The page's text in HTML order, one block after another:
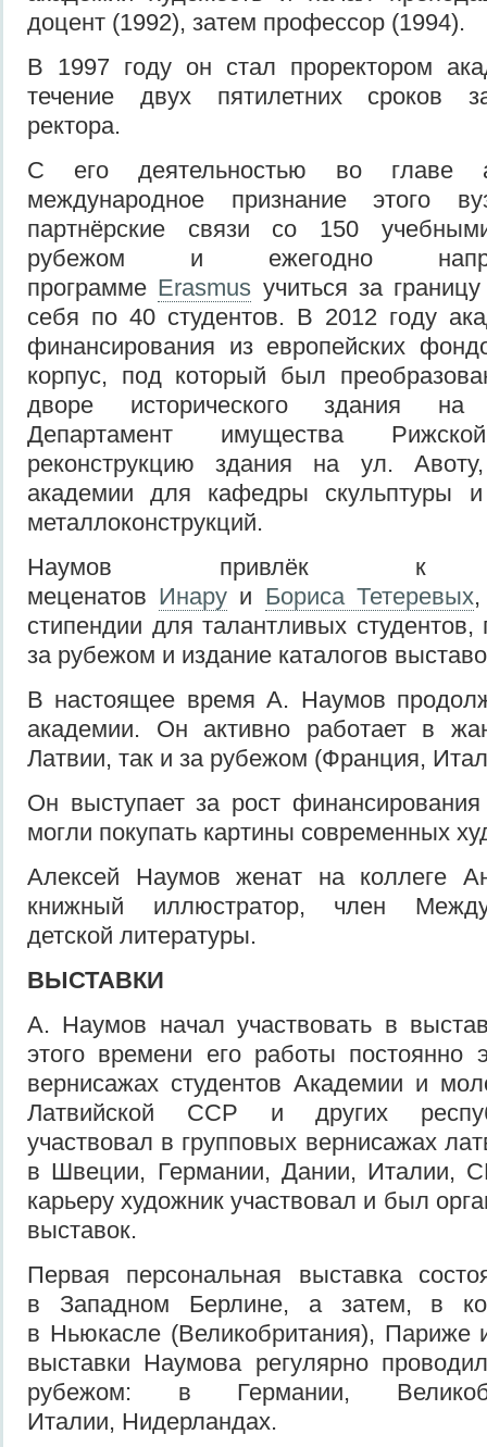
доцент (1992), затем профессор (1994).
В 1997 году он стал проректором
течение двух пятилетних сроков
ректора.
С его деятельностью во главе
международное признание этого
партнёрские связи со 150
рубежом и ежегодно
программе Erasmus учиться за
себя по 40 студентов. В 2012 году
финансирования из европейских
корпус, под который был
дворе исторического здания
Департамент имущества
реконструкцию здания на ул. Авоту,
академии для кафедры скульптуры
металлоконструкций.
Наумов привлёк к
меценатов Инару и Бориса Тетеревых,
стипендии для талантливых студентов,
за рубежом и издание каталогов
В настоящее время А. Наумов
академии. Он активно работает в
Латвии, так и за рубежом (Франция,
Он выступает за рост
могли покупать картины современных
Алексей Наумов женат на коллеге
книжный иллюстратор, член
детской литературы.
ВЫСТАВКИ
А. Наумов начал участвовать в
этого времени его работы постоянно
вернисажах студентов Академии и
Латвийской ССР и других
участвовал в групповых вернисажах
в Швеции, Германии, Дании, Италии,
карьеру художник участвовал и был
выставок.
Первая персональная выставка
в Западном Берлине, а затем, в
в Ньюкасле (Великобритания), Париже
выставки Наумова регулярно
рубежом: в Германии,
Италии, Нидерландах.